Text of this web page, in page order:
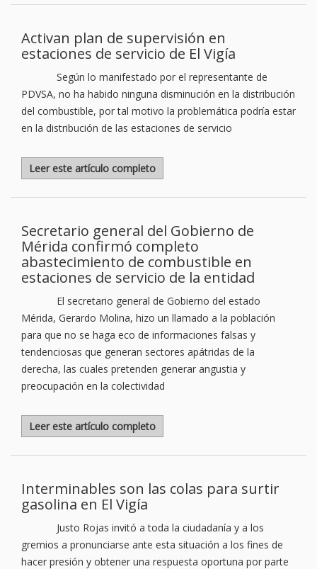
Activan plan de supervisión en
estaciones de servicio de El Vigía
Según lo manifestado por el representante de
PDVSA, no ha habido ninguna disminución en la distribución
del combustible, por tal motivo la problemática podría estar
en la distribución de las estaciones de servicio
Leer este artículo completo
Secretario general del Gobierno de
Mérida confirmó completo
abastecimiento de combustible en
estaciones de servicio de la entidad
El secretario general de Gobierno del estado
Mérida, Gerardo Molina, hizo un llamado a la población
para que no se haga eco de informaciones falsas y
tendenciosas que generan sectores apátridas de la
derecha, las cuales pretenden generar angustia y
preocupación en la colectividad
Leer este artículo completo
Interminables son las colas para surtir
gasolina en El Vigía
Justo Rojas invitó a toda la ciudadanía y a los
gremios a pronunciarse ante esta situación a los fines de
hacer presión y obtener una respuesta oportuna por parte